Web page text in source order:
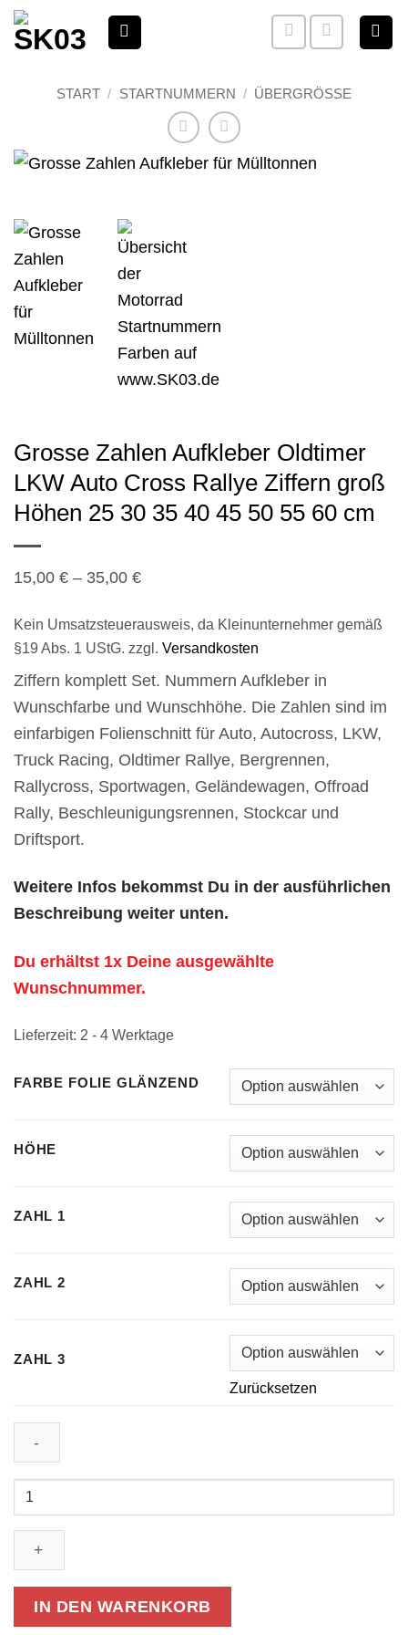
Zum
Inhalt
START / STARTNUMMERN / ÜBERGRÖSSE
Grosse Zahlen Aufkleber Oldtimer
LKW Auto Cross Rallye Ziffern groß
Höhen 25 30 35 40 45 50 55 60 cm
15,00 € – 35,00 €
Kein Umsatzsteuerausweis, da Kleinunternehmer gemäß
§19 Abs. 1 UStG. zzgl. Versandkosten
Ziffern komplett Set. Nummern Aufkleber in
Wunschfarbe und Wunschhöhe. Die Zahlen sind im
einfarbigen Folienschnitt für Auto, Autocross, LKW,
Truck Racing, Oldtimer Rallye, Bergrennen,
Rallycross, Sportwagen, Geländewagen, Offroad
Rally, Beschleunigungsrennen, Stockcar und
Driftsport.
Weitere Infos bekommst Du in der ausführlichen
Beschreibung weiter unten.
Du erhältst 1x Deine ausgewählte
Wunschnummer.
Lieferzeit: 2 - 4 Werktage
FARBE FOLIE GLÄNZEND
HÖHE
ZAHL 1
ZAHL 2
ZAHL 3
Zurücksetzen
Grosse
Zahlen
LKW
AutoIN DEN WARENKORB